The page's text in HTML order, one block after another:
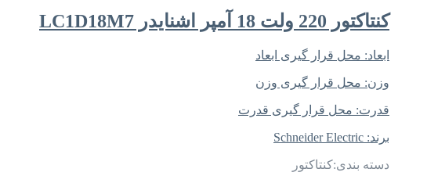
کنتاکتور 220 ولت 18 آمپر اشنایدر LC1D18M7
ابعاد: محل قرار گیری ابعاد
وزن: محل قرار گیری وزن
قدرت: محل قرار گیری قدرت
برند: Schneider Electric
دسته بندی:کنتاکتور